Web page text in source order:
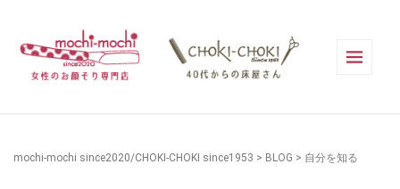
mochi-mochi since2020/CHOKI-CHOKI since1953 > BLOG > 自分を知る